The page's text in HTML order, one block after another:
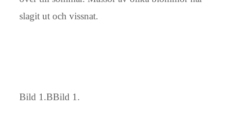
slagit ut och vissnat.
Bild 1.BBild 1.